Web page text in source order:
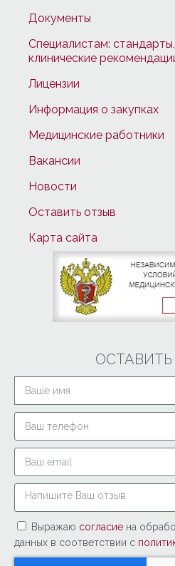
Документы
Специалистам:
клинические
Лицензии
Информация о закупках
Медицинские работники
Вакансии
Новости
Оставить отзыв
Карта сайта
Выражаю согласие на
данных в соответствии с